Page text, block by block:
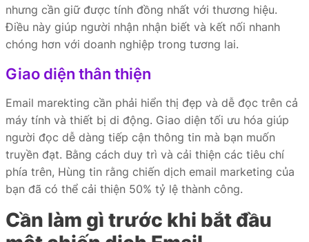
nhưng cần giữ được tính đồng nhất với thương hiệu.
Điều này giúp người nhận nhận biết và kết nối nhanh
chóng hơn với doanh nghiệp trong tương lai.
Giao diện thân thiện
Email marekting cần phải hiển thị đẹp và dễ đọc trên cả
máy tính và thiết bị di động. Giao diện tối ưu hóa giúp
người đọc dễ dàng tiếp cận thông tin mà bạn muốn
truyền đạt. Bằng cách duy trì và cải thiện các tiêu chí
phía trên, Hùng tin rằng chiến dịch email marketing của
bạn đã có thể cải thiện 50% tỷ lệ thành công.
Cần làm gì trước khi bắt đầu